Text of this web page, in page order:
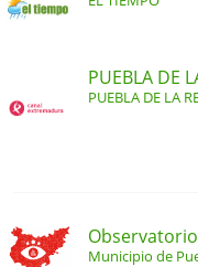
PUEBLA DE
PUEBLA DE LA
Municipio de